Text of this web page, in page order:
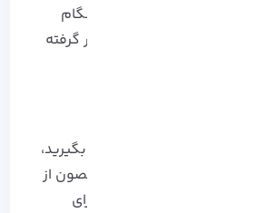
اشاره خواهیم کرد که هنگام
برای سرور مجازی باید در نظر گرفته
صورت زیر می باشد:
مکان سرور خود تصمیم بگیرید،
که انتخاب می کنید مصون از
و مجهز به زیر ساخت هایی برای